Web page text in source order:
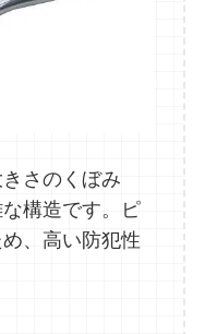
さのくぼみ
な構造です。ピ
、高い防犯性